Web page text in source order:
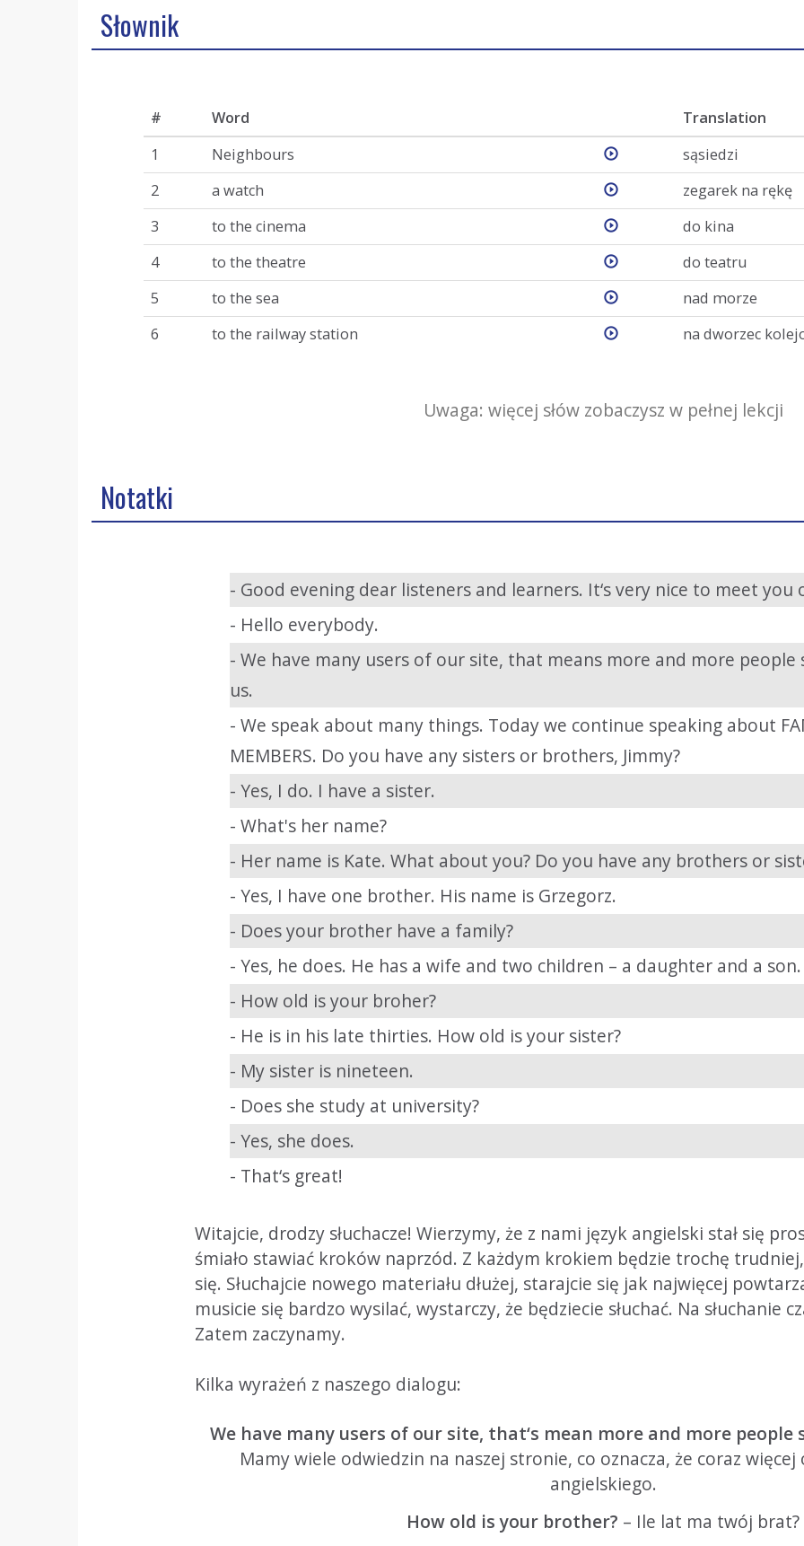
Słownik
# Word
Translation
1
Neighbours
sąsiedzi
2
a watch
zegarek na rękę
3
to the cinema
do kina
4
to the theatre
do teatru
5
to the sea
nad morze
6
to the railway station na dworzec
Uwaga: więcej słów zobaczysz w pełnej lekcji
Notatki
- Good evening dear listeners and learners. It‘s very nice to meet you
- Hello everybody.
- We have many users of our site, that means more and more people
us.
- We speak about many things. Today we continue speaking about
MEMBERS. Do you have any sisters or brothers, Jimmy?
- Yes, I do. I have a sister.
- What's her name?
- Her name is Kate. What about you? Do you have any brothers or
- Yes, I have one brother. His name is Grzegorz.
- Does your brother have a family?
- Yes, he does. He has a wife and two children – a daughter and a son.
- How old is your broher?
- He is in his late thirties. How old is your sister?
- My sister is nineteen.
- Does she study at university?
- Yes, she does.
- That‘s great!
Witajcie, drodzy słuchacze! Wierzymy, że z nami język angielski stał się
śmiało stawiać kroków naprzód. Z każdym krokiem będzie trochę
się. Słuchajcie nowego materiału dłużej, starajcie się jak najwięcej
musicie się bardzo wysilać, wystarczy, że będziecie słuchać. Na słuchanie
Zatem zaczynamy.
Kilka wyrażeń z naszego dialogu:
We have many users of our site, that‘s mean more and more
Mamy wiele odwiedzin na naszej stronie, co oznacza, że coraz więcej
angielskiego.
How old is your brother? – Ile lat ma twój brat?